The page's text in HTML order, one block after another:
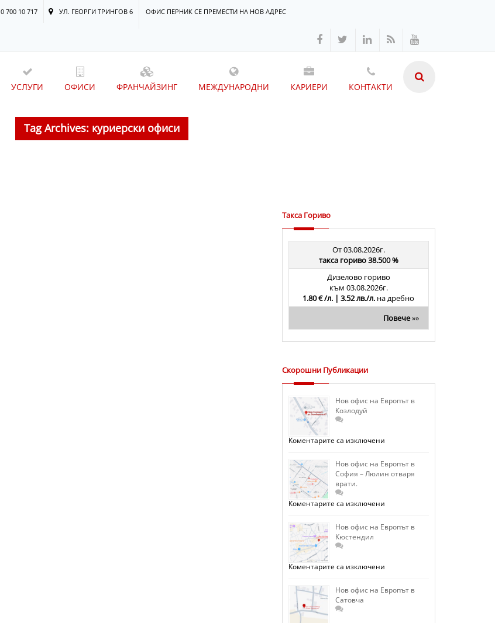
0 700 10 717 УЛ. ГЕОРГИ ТРИНГОВ 6 ОФИС ПЕРНИК СЕ ПРЕМЕСТИ НА НОВ АДРЕС
УСЛУГИ ОФИСИ ФРАНЧАЙЗИНГ МЕЖДУНАРОДНИ КАРИЕРИ КОНТАКТИ
Tag Archives: куриерски офиси
Такса Гориво
От 03.08.2026г.
такса гориво 38.500 %
Дизелово гориво
към 03.08.2026г.
1.80 € /л. | 3.52 лв./л. на дребно
Повече»»
Скорошни Публикации
Нов офис на Европът в
Козлодуй
Коментарите са изключениза
на
Европът
в
Нов офис на Европът в
София – Люлин отваря
врати.
Коментарите са изключениза
на
Европът
Люлин
отваря
Нов офис на Европът в
Кюстендил
Коментарите са изключениза
на
Европът
Нов офис на Европът в
Сатовча